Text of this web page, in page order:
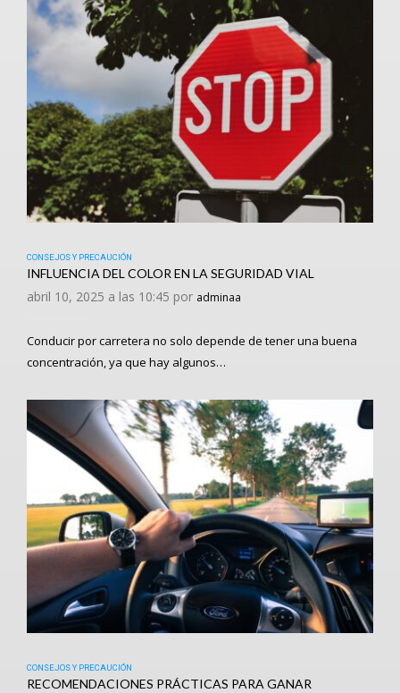
CONSEJOS Y PRECAUCIÓN
INFLUENCIA DEL COLOR EN LA SEGURIDAD VIAL
abril 10, 2025 a las 10:45 por adminaa
Conducir por carretera no solo depende de tener una buena
concentración, ya que hay algunos…
CONSEJOS Y PRECAUCIÓN
RECOMENDACIONES PRÁCTICAS PARA GANAR